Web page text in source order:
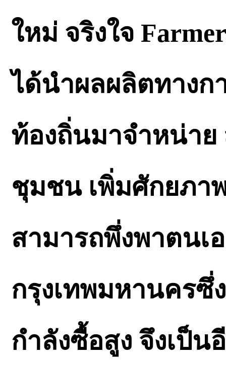
ใหม่ จริงใจ
ได้นำผลผลิตทาง
ท้องถิ่นมาจำหน่าย
ชุมชน เพิ่มศักยภา
สามารถพึ่งพาตนเ
กรุงเทพมหานครซึ่
กำลังซื้อสูง จึงเป็